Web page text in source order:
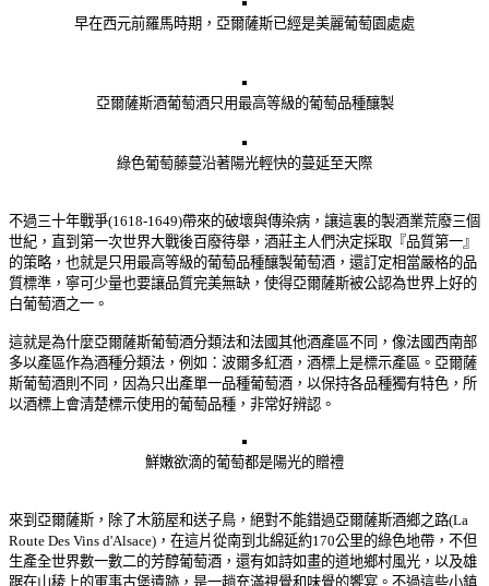
早在西元前羅馬時期，亞爾薩斯已經是美麗葡萄園處處
亞爾薩斯酒葡萄酒只用最高等級的葡萄品種釀製
綠色葡萄藤蔓沿著陽光輕快的蔓延至天際
不過三十年戰爭(1618-1649)帶來的破壞與傳染病，讓這裏的製酒業荒廢三個
世紀，直到第一次世界大戰後百廢待舉，酒莊主人們決定採取『品質第一』
的策略，也就是只用最高等級的葡萄品種釀製葡萄酒，還訂定相當嚴格的品
質標準，寧可少量也要讓品質完美無缺，使得亞爾薩斯被公認為世界上好的
白葡萄酒之一。
這就是為什麼亞爾薩斯葡萄酒分類法和法國其他酒產區不同， 像法國西南部
多以產區作為酒種分類法，例如：波爾多紅酒，酒標上是標示產區。 亞爾薩
斯葡萄酒則不同，因為只出產單一品種葡萄酒，以保持各品種獨有特色，所
以酒標上會清楚標示使用的葡萄品種，非常好辨認。
鮮嫩欲滴的葡萄都是陽光的贈禮
來到亞爾薩斯，除了木筋屋和送子鳥，絕對不能錯過亞爾薩斯酒鄉之路(La
Route Des Vins d'Alsace)，在這片從南到北綿延約170公里的綠色地帶，不但
生產全世界數一數二的芳醇葡萄酒，還有如詩如畫的道地鄉村風光，以及雄
踞在山稜上的軍事古堡遺跡，是一趟充滿視覺和味覺的饗宴。不過這些小鎮